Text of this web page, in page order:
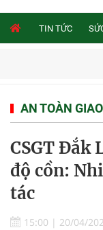
TIN TỨC
AN TOÀN
CSGT Đắk
độ cồn:
tác
15:00 | 20/04/